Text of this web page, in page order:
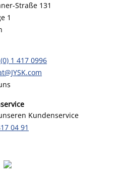
Straße 131
1
1 417 0996
Kundenservice
04 91